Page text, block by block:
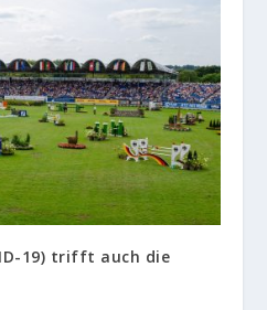
19) trifft auch die